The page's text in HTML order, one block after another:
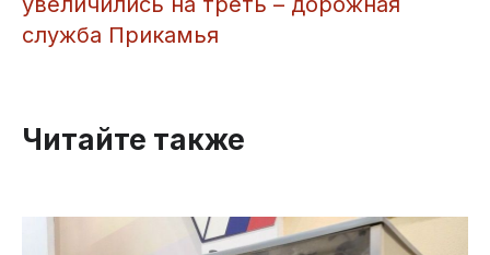
служба Прикамья
Читайте также